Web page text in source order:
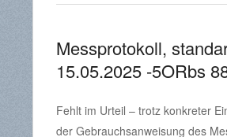
Messprotokoll,
15.05.2025 -5ORbs
09-
23
Fehlt im Urteil – trotz konkreter
der Gebrauchsanweisung des